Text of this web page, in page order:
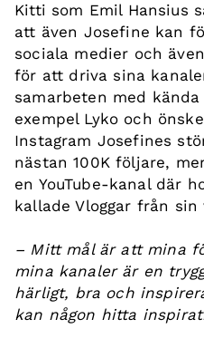
Kitti som Emil Hansius
att även Josefine kan
sociala medier och
för att driva sina
samarbeten med
exempel Lyko och
Instagram Josefines
nästan 100K följare,
en YouTube-kanal där
kallade Vloggar från sin
– Mitt mål är att mina
mina kanaler är en
härligt, bra och
kan någon hitta